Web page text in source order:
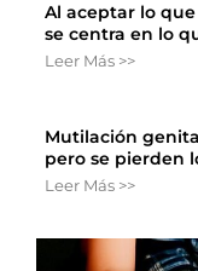
Al aceptar lo
se centra en lo
Leer Más >>
Mutilación
pero se pierden
Leer Más >>